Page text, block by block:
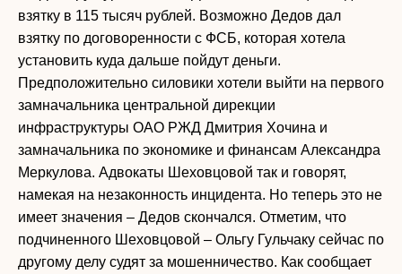
взятку в 115 тысяч рублей. Возможно Дедов дал
взятку по договоренности с ФСБ, которая хотела
установить куда дальше пойдут деньги.
Предположительно силовики хотели выйти на первого
замначальника центральной дирекции
инфраструктуры ОАО РЖД Дмитрия Хочина и
замначальника по экономике и финансам Александра
Меркулова. Адвокаты Шеховцовой так и говорят,
намекая на незаконность инцидента. Но теперь это не
имеет значения – Дедов скончался. Отметим, что
подчиненного Шеховцовой – Ольгу Гульчаку сейчас по
другому делу судят за мошенничество. Как сообщает